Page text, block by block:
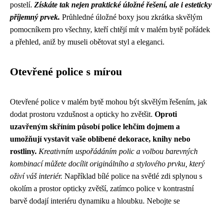
postelí. Získáte tak nejen praktické úložné řešení, ale i esteticky
příjemný prvek. Průhledné úložné boxy jsou zkrátka skvělým
pomocníkem pro všechny, kteří chtějí mít v malém bytě pořádek
a přehled, aniž by museli obětovat styl a eleganci.
Otevřené police s mírou
Otevřené police v malém bytě mohou být skvělým řešením, jak
dodat prostoru vzdušnost a opticky ho zvětšit. Oproti
uzavřeným skříním působí police lehčím dojmem a
umožňují vystavit vaše oblíbené dekorace, knihy nebo
rostliny. Kreativním uspořádáním polic a volbou barevných
kombinací můžete docílit originálního a stylového prvku, který
oživí váš interiér. Například bílé police na světlé zdi splynou s
okolím a prostor opticky zvětší, zatímco police v kontrastní
barvě dodají interiéru dynamiku a hloubku. Nebojte se